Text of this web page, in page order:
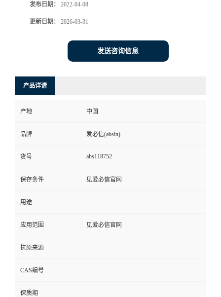
发布日期： 2022-04-08
更新日期： 2026-03-31
发送咨询信息
产品详请
产地 中国
品牌 爱必信(absin)
货号 abs118752
保存条件 见爱必信官网
用途
应用范围 见爱必信官网
抗原来源
CAS编号
保质期